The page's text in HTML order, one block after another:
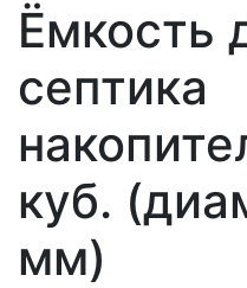
Ёмкость
септика
куб.
мм)